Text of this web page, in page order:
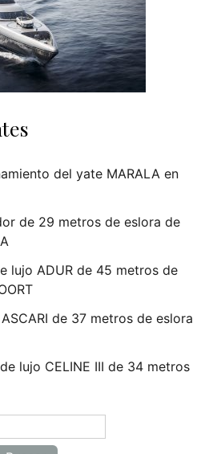
del yate MARALA en
de 29 metros de eslora de
lujo ADUR de 45 metros de
de 37 metros de eslora
lujo CELINE III de 34 metros